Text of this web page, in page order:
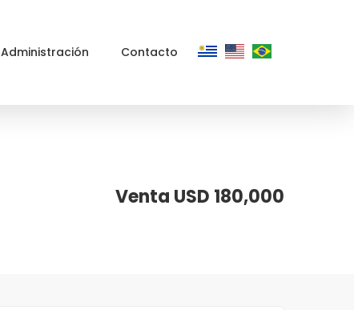
Administración Contacto
Venta USD 180,000